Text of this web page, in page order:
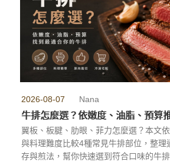
2026-08-07 Nana
牛排怎麼選？依嫩度、油脂、預算
翼板、板腱、肋眼、菲力怎麼選？本文
與料理難度比較4種常見牛排部位，整理
存與煎法，幫你快速選到符合口味的牛排